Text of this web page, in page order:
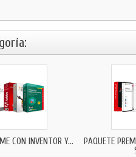
CON INVENTOR Y...
PAQUETE